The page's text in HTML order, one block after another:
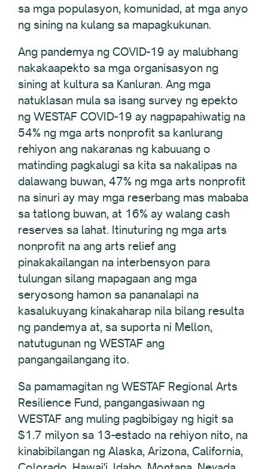
sa mga populasyon, komunidad, at mga anyo
ng sining na kulang sa mapagkukunan.
Ang pandemya ng COVID-19 ay malubhang
nakakaapekto sa mga organisasyon ng
sining at kultura sa Kanluran. Ang mga
natuklasan mula sa isang survey ng epekto
ng WESTAF COVID-19 ay nagpapahiwatig na
54% ng mga arts nonprofit sa kanlurang
rehiyon ang nakaranas ng kabuuang o
matinding pagkalugi sa kita sa nakalipas na
dalawang buwan, 47% ng mga arts nonprofit
na sinuri ay may mga reserbang mas mababa
sa tatlong buwan, at 16% ay walang cash
reserves sa lahat. Itinuturing ng mga arts
nonprofit na ang arts relief ang
pinakakailangan na interbensyon para
tulungan silang mapagaan ang mga
seryosong hamon sa pananalapi na
kasalukuyang kinakaharap nila bilang resulta
ng pandemya at, sa suporta ni Mellon,
natutugunan ng WESTAF ang
pangangailangang ito.
Sa pamamagitan ng WESTAF Regional Arts
Resilience Fund, pangangasiwaan ng
WESTAF ang muling pagbibigay ng higit sa
$1.7 milyon sa 13-estado na rehiyon nito, na
kinabibilangan ng Alaska, Arizona, California,